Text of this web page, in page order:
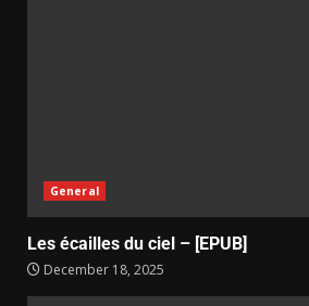
General
Les écailles du ciel – [EPUB]
December 18, 2025